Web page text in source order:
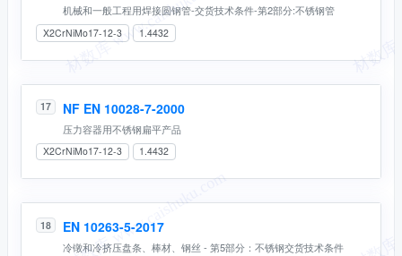
机械和一般工程用焊接圆钢管-交货技术条件-第2部分:不锈钢管
X2CrNiMo17-12-3 1.4432
17 NF EN 10028-7-2000
压力容器用不锈钢扁平产品
X2CrNiMo17-12-3 1.4432
18 EN 10263-5-2017
冷镦和冷挤压盘条、棒材、钢丝 - 第5部分：不锈钢交货技术条件